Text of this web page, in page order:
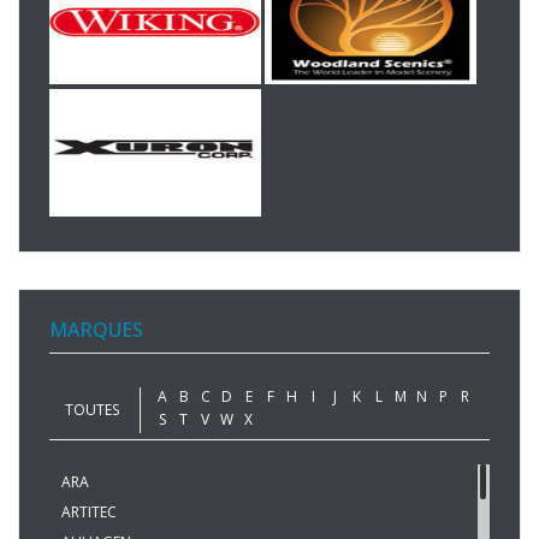
MARQUES
TOUTES
A B C D E F H I J K L M N P
R
S
T V W X
ARA
ARTITEC